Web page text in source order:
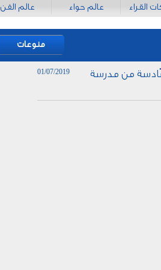
القراء عالم حواء عالم الفن
منوعات
من مدرسة
01/07/2019